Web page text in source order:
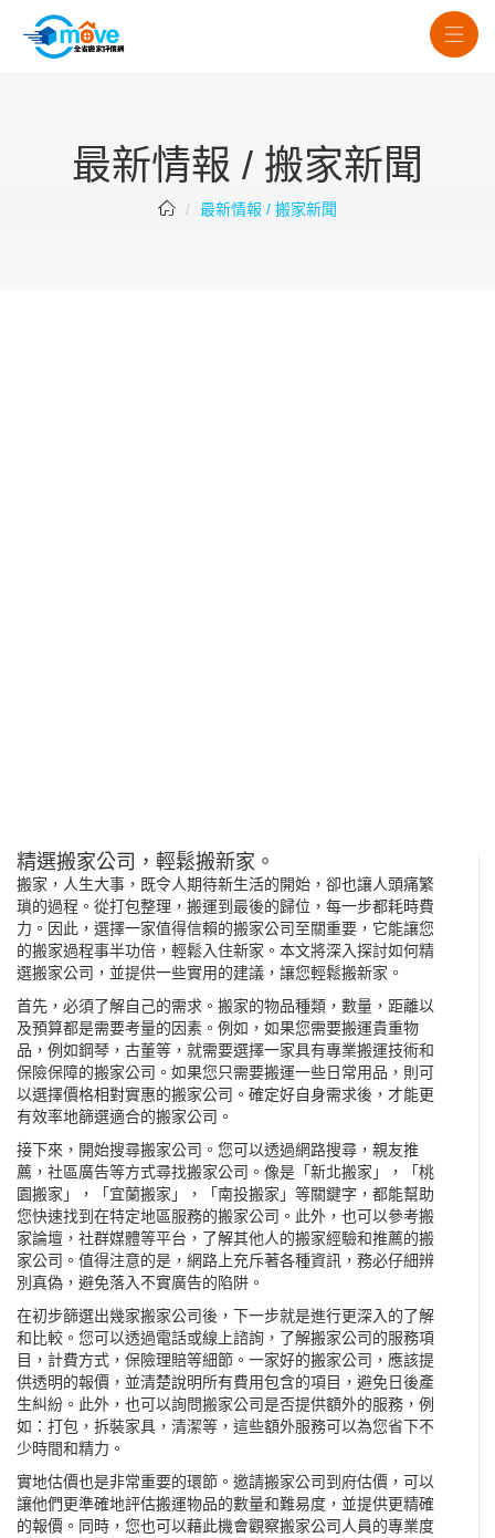
最新情報 / 搬家新聞
最新情報 / 搬家新聞
精選搬家公司，輕鬆搬新家。
搬家，人生大事，既令人期待新生活的開始，卻也讓人頭痛繁
瑣的過程。從打包整理，搬運到最後的歸位，每一步都耗時費
力。因此，選擇一家值得信賴的搬家公司至關重要，它能讓您
的搬家過程事半功倍，輕鬆入住新家。本文將深入探討如何精
選搬家公司，並提供一些實用的建議，讓您輕鬆搬新家。
首先，必須了解自己的需求。搬家的物品種類，數量，距離以
及預算都是需要考量的因素。例如，如果您需要搬運貴重物
品，例如鋼琴，古董等，就需要選擇一家具有專業搬運技術和
保險保障的搬家公司。如果您只需要搬運一些日常用品，則可
以選擇價格相對實惠的搬家公司。確定好自身需求後，才能更
有效率地篩選適合的搬家公司。
接下來，開始搜尋搬家公司。您可以透過網路搜尋，親友推
薦，社區廣告等方式尋找搬家公司。像是「新北搬家 」，「桃
園搬家 」，「 宜蘭搬家 」，「南投搬家 」等關鍵字，都能幫助
您快速找到在特定地區服務的搬家公司。此外，也可以參考搬
家論壇，社群媒體等平台，了解其他人的搬家經驗和推薦的搬
家公司。值得注意的是，網路上充斥著各種資訊，務必仔細辨
別真偽，避免落入不實廣告的陷阱。
在初步篩選出幾家搬家公司後，下一步就是進行更深入的了解
和比較。您可以透過電話或線上諮詢，了解搬家公司的服務項
目，計費方式，保險理賠等細節。一家好的搬家公司，應該提
供透明的報價，並清楚說明所有費用包含的項目，避免日後產
生糾紛。此外，也可以詢問搬家公司是否提供額外的服務，例
如：打包，拆裝家具，清潔等，這些額外服務可以為您省下不
少時間和精力。
實地估價也是非常重要的環節。邀請搬家公司到府估價，可以
讓他們更準確地評估搬運物品的數量和難易度，並提供更精確
的報價。同時，您也可以藉此機會觀察搬家公司人員的專業度